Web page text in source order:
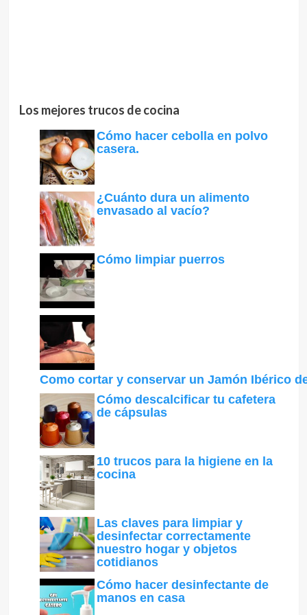
Los mejores trucos de cocina
Cómo hacer cebolla en polvo
casera.
¿Cuánto dura un alimento
envasado al vacío?
Cómo limpiar puerros
Como cortar y conservar un Jamón Ibérico
Cómo descalcificar tu cafetera
de cápsulas
10 trucos para la higiene en la
cocina
Las claves para limpiar y
desinfectar correctamente
nuestro hogar y objetos
cotidianos
Cómo hacer desinfectante de
manos en casa